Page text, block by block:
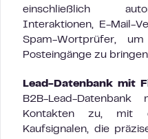
einschließlich
Interaktionen, E-Mail-
Spam-Wortprüfer,
Posteingänge zu
Lead-Datenbank mit
B2B-Lead-
Kontakten zu, mit
Kaufsignalen, die